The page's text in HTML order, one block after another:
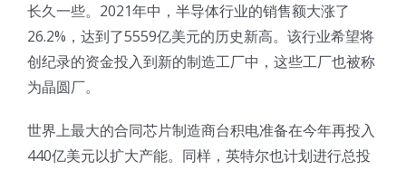
氢能技术科普
光伏技术科普
锂电技术科普
新闻
联系我们
关于我们
长久一些。2021年中，半导体行业的销售额大涨了
26.2%，达到了5559亿美元的历史新高。该行业希望将
创纪录的资金投入到新的制造工厂中，这些工厂也被称
为晶圆厂。
世界上最大的合同芯片制造商台积电准备在今年再投入
440亿美元以扩大产能。同样，英特尔也计划进行总投